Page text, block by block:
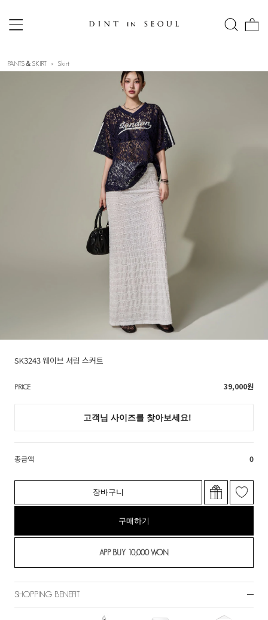
PANTS＆SKIRT Skirt
SK3243 웨이브 셔링 스커트
PRICE 39,000원
총금액 0
장바구니
구매하기
SHOPPING BENEFIT